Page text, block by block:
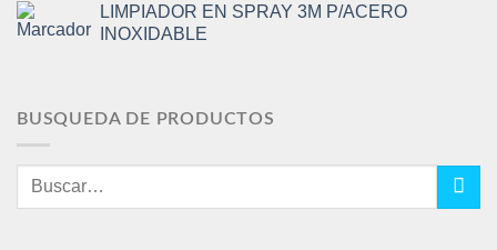
LIMPIADOR EN SPRAY 3M P/ACERO
INOXIDABLE
BUSQUEDA DE PRODUCTOS
Buscar